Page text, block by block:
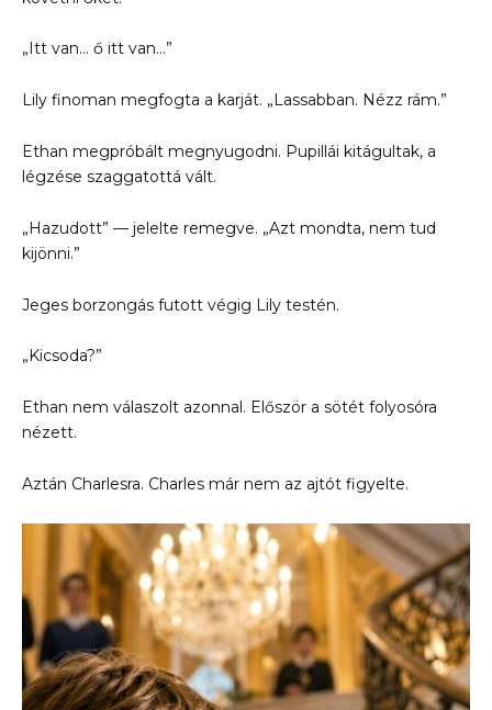
„Itt van… ő itt van…”
Lily finoman megfogta a karját. „Lassabban. Nézz rám.”
Ethan megpróbált megnyugodni. Pupillái kitágultak, a
légzése szaggatottá vált.
„Hazudott” — jelelte remegve. „Azt mondta, nem tud
kijönni.”
Jeges borzongás futott végig Lily testén.
„Kicsoda?”
Ethan nem válaszolt azonnal. Először a sötét folyosóra
nézett.
Aztán Charlesra. Charles már nem az ajtót figyelte.